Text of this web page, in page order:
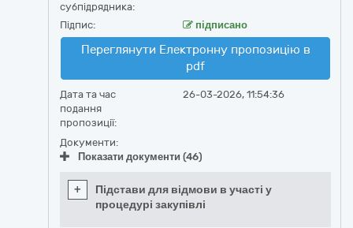
субпідрядника:
Підпис: підписано
Переглянути Електронну пропозицію в
pdf
Дата та час
подання
пропозиції:
26-03-2026, 11:54:36
Документи:
Показати документи (46)
+
Підстави для відмови в участі у
процедурі закупівлі